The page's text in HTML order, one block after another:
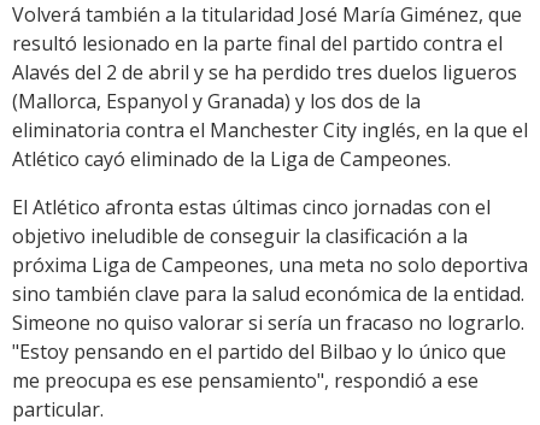
Volverá también a la titularidad José María Giménez, que
resultó lesionado en la parte final del partido contra el
Alavés del 2 de abril y se ha perdido tres duelos ligueros
(Mallorca, Espanyol y Granada) y los dos de la
eliminatoria contra el Manchester City inglés, en la que el
Atlético cayó eliminado de la Liga de Campeones.
El Atlético afronta estas últimas cinco jornadas con el
objetivo ineludible de conseguir la clasificación a la
próxima Liga de Campeones, una meta no solo deportiva
sino también clave para la salud económica de la entidad.
Simeone no quiso valorar si sería un fracaso no lograrlo.
"Estoy pensando en el partido del Bilbao y lo único que
me preocupa es ese pensamiento", respondió a ese
particular.